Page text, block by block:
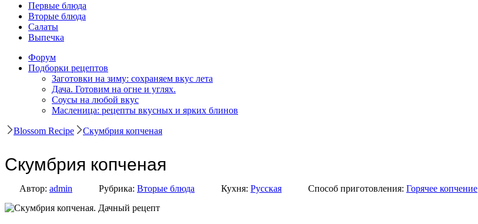
Первые блюда
Вторые блюда
Салаты
Выпечка
Форум
Подборки рецептов
Заготовки на зиму: сохраняем вкус лета
Дача. Готовим на огне и углях.
Соусы на любой вкус
Масленица: рецепты вкусных и ярких блинов
Blossom Recipe Скумбрия копченая
Скумбрия копченая
Автор: admin Рубрика: Вторые блюда Кухня: Русская Способ приготовления: Горячее копчение